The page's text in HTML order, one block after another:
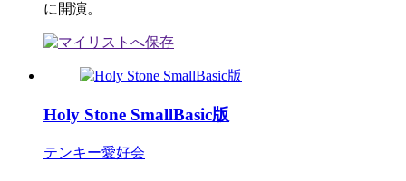
に開演。
Holy Stone SmallBasic版
テンキー愛好会